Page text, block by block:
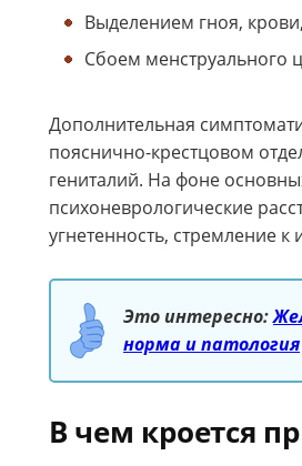
Выделением гноя,
Сбоем менструального
Дополнительная
пояснично-крестцовом
гениталий. На фоне
психоневрологические
угнетенность, стремление к
Это интересно:
норма и патология
В чем кроется